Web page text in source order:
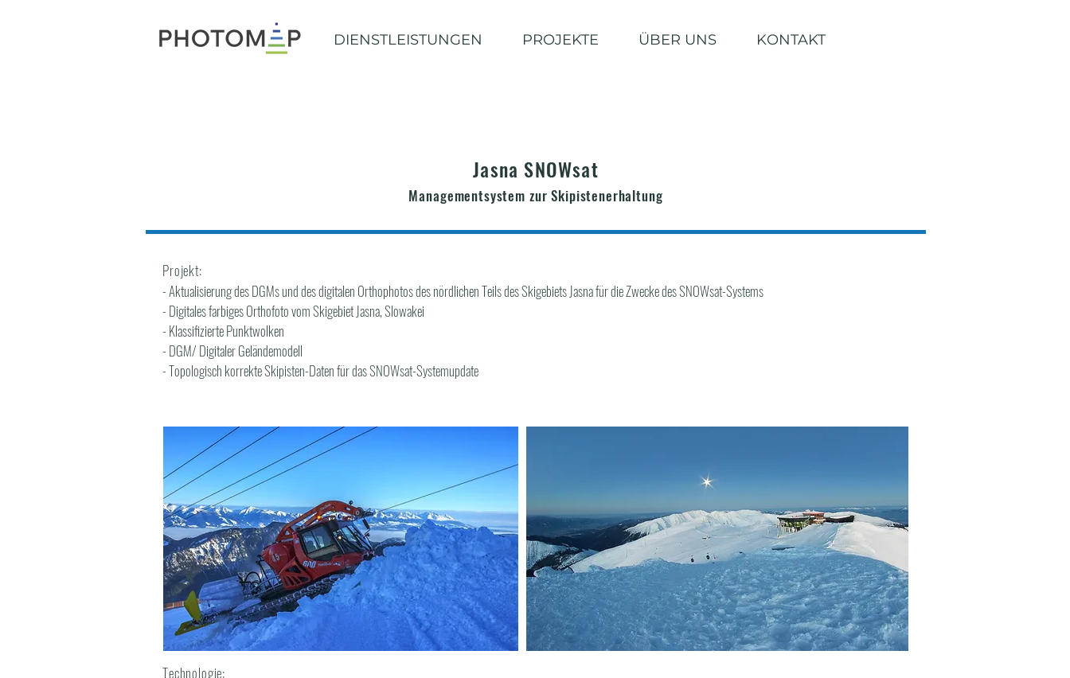
DIENSTLEISTUNGEN PROJEKTE ÜBER UNS KONTAKT
Jasna SNOWsat
Managementsystem zur Skipistenerhaltung
Projekt:
- Aktualisierung des DGMs und des digitalen Orthophotos des nördlichen Teils des Skigebiets Jasna für die Zwecke des SNOWsat-Systems
- Digitales farbiges Orthofoto vom Skigebiet Jasna, Slowakei
- Klassifizierte Punktwolken
- DGM/ Digitaler Geländemodell
- Topologisch korrekte Skipisten-Daten für das SNOWsat-Systemupdate
Technologie: